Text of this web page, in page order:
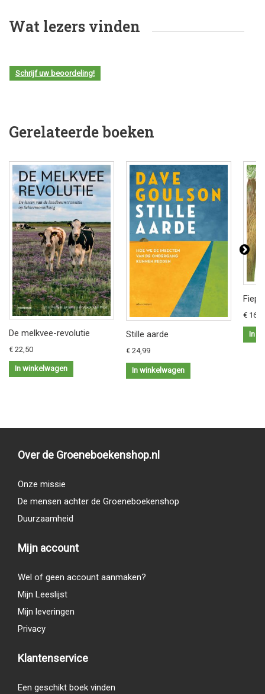
Wat lezers vinden
Schrijf uw beoordeling!
Gerelateerde boeken
De melkvee-revolutie
€ 22,50
In winkelwagen
Stille aarde
€ 24,99
In winkelwagen
Fiep
€
In
Over de Groeneboekenshop.nl
Onze missie
De mensen achter de Groeneboekenshop
Duurzaamheid
Mijn account
Wel of geen account aanmaken?
Mijn Leeslijst
Mijn leveringen
Privacy
Klantenservice
Een geschikt boek vinden